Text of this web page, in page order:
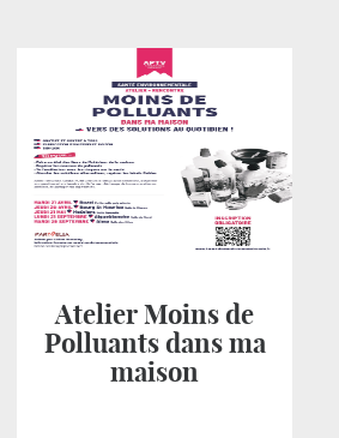
Atelier Moins de
Polluants dans ma
maison